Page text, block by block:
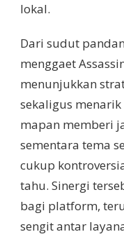
lokal.
Dari sudut
menggaet
menunjukkan
sekaligus
mapan memberi
sementara tema
cukup
tahu. Sinergi
bagi platform,
sengit antar